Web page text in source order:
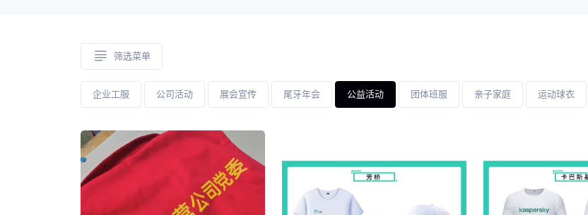
筛选菜单
企业工服 公司活动 展会宣传 尾牙年会 公益活动 团体班服 亲子家庭 运动球衣